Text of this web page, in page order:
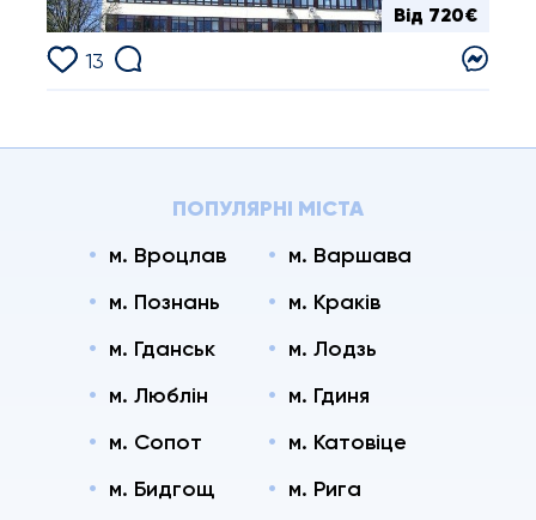
Від 720€
13
ПОПУЛЯРНІ МІСТА
м. Вроцлав
м. Варшава
м. Познань
м. Краків
м. Гданськ
м. Лодзь
м. Люблін
м. Гдиня
м. Сопот
м. Катовіце
м. Бидгощ
м. Рига